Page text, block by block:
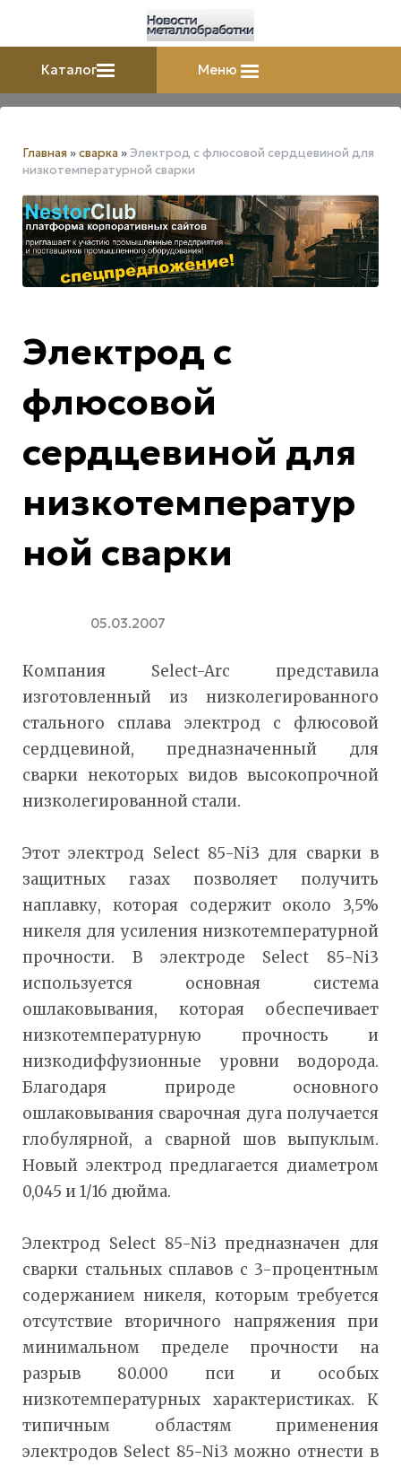
Каталог Меню
Главная »сварка »Электрод с флюсовой сердцевиной для
низкотемпературной сварки
Электрод с
флюсовой
сердцевиной для
низкотемператур
ной сварки
05.03.2007
Компания Select-Arc представила
изготовленный из низколегированного
стального сплава электрод с флюсовой
сердцевиной, предназначенный для
сварки некоторых видов высокопрочной
низколегированной стали.
Этот электрод Select 85-Ni3 для сварки в
защитных газах позволяет получить
наплавку, которая содержит около 3,5%
никеля для усиления низкотемпературной
прочности. В электроде Select 85-Ni3
используется основная система
ошлаковывания, которая обеспечивает
низкотемпературную прочность и
низкодиффузионные уровни водорода.
Благодаря природе основного
ошлаковывания сварочная дуга получается
глобулярной, а сварной шов выпуклым.
Новый электрод предлагается диаметром
0,045 и 1/16 дюйма.
Электрод Select 85-Ni3 предназначен для
сварки стальных сплавов с 3-процентным
содержанием никеля, которым требуется
отсутствие вторичного напряжения при
минимальном пределе прочности на
разрыв 80.000 пси и особых
низкотемпературных характеристиках. К
типичным областям применения
электродов Select 85-Ni3 можно отнести в